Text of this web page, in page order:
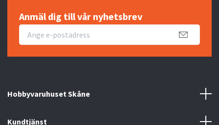
Anmäl dig till vår nyhetsbrev
Hobbyvaruhuset Skåne
Kundtjänst